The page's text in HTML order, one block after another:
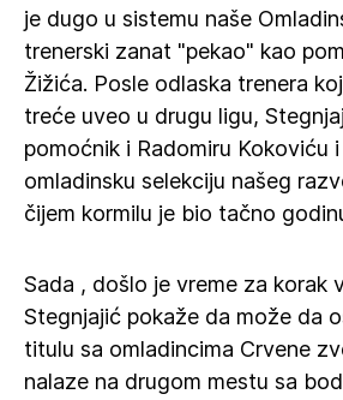
je dugo u sistemu naše
trenerski zanat "pekao" kao
Žižića. Posle odlaska trenera
treće uveo u drugu ligu,
pomoćnik i Radomiru Kokoviću
omladinsku selekciju našeg
čijem kormilu je bio tačno
Sada , došlo je vreme za korak
Stegnjajić pokaže da može da
titulu sa omladincima Crvene
nalaze na drugom mestu sa